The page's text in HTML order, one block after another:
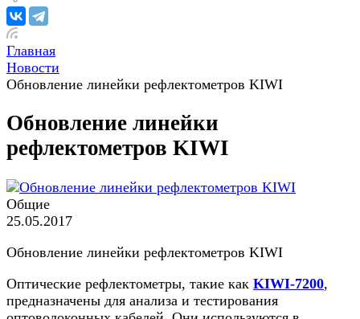
Главная
Новости
Обновление линейки рефлектометров KIWI
Обновление линейки
рефлектометров KIWI
Общие
25.05.2017
Обновление линейки рефлектометров KIWI
Оптические рефлектометры, такие как KIWI-7200,
предназначены для анализа и тестирования